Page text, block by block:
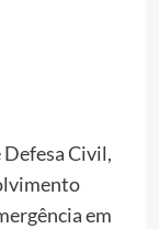
Civil,
em